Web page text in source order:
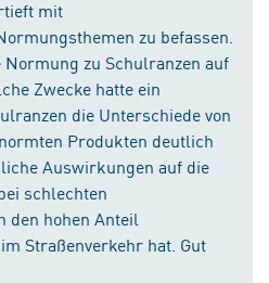
mit
zu befassen.
zu Schulranzen auf
Zwecke hatte ein
die Unterschiede von
Produkten deutlich
Auswirkungen auf die
schlechten
den hohen Anteil
Straßenverkehr hat. Gut